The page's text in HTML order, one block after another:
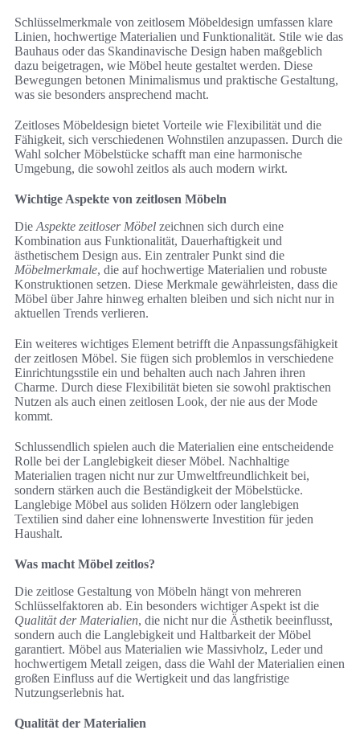
Schlüsselmerkmale von zeitlosem Möbeldesign umfassen klare
Linien, hochwertige Materialien und Funktionalität. Stile wie das
Bauhaus oder das Skandinavische Design haben maßgeblich
dazu beigetragen, wie Möbel heute gestaltet werden. Diese
Bewegungen betonen Minimalismus und praktische Gestaltung,
was sie besonders ansprechend macht.
Zeitloses Möbeldesign bietet Vorteile wie Flexibilität und die
Fähigkeit, sich verschiedenen Wohnstilen anzupassen. Durch die
Wahl solcher Möbelstücke schafft man eine harmonische
Umgebung, die sowohl zeitlos als auch modern wirkt.
Wichtige Aspekte von zeitlosen Möbeln
Die Aspekte zeitloser Möbel zeichnen sich durch eine
Kombination aus Funktionalität, Dauerhaftigkeit und
ästhetischem Design aus. Ein zentraler Punkt sind die
Möbelmerkmale, die auf hochwertige Materialien und robuste
Konstruktionen setzen. Diese Merkmale gewährleisten, dass die
Möbel über Jahre hinweg erhalten bleiben und sich nicht nur in
aktuellen Trends verlieren.
Ein weiteres wichtiges Element betrifft die Anpassungsfähigkeit
der zeitlosen Möbel. Sie fügen sich problemlos in verschiedene
Einrichtungsstile ein und behalten auch nach Jahren ihren
Charme. Durch diese Flexibilität bieten sie sowohl praktischen
Nutzen als auch einen zeitlosen Look, der nie aus der Mode
kommt.
Schlussendlich spielen auch die Materialien eine entscheidende
Rolle bei der Langlebigkeit dieser Möbel. Nachhaltige
Materialien tragen nicht nur zur Umweltfreundlichkeit bei,
sondern stärken auch die Beständigkeit der Möbelstücke.
Langlebige Möbel aus soliden Hölzern oder langlebigen
Textilien sind daher eine lohnenswerte Investition für jeden
Haushalt.
Was macht Möbel zeitlos?
Die zeitlose Gestaltung von Möbeln hängt von mehreren
Schlüsselfaktoren ab. Ein besonders wichtiger Aspekt ist die
Qualität der Materialien, die nicht nur die Ästhetik beeinflusst,
sondern auch die Langlebigkeit und Haltbarkeit der Möbel
garantiert. Möbel aus Materialien wie Massivholz, Leder und
hochwertigem Metall zeigen, dass die Wahl der Materialien einen
großen Einfluss auf die Wertigkeit und das langfristige
Nutzungserlebnis hat.
Qualität der Materialien